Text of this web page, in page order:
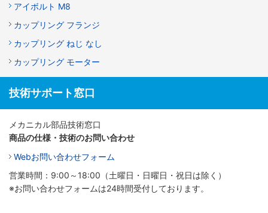
アイボルト M8
カップリング フランジ
カップリング ねじ なし
カップリング モーター
技術サポート窓口
メカニカル部品技術窓口
商品の仕様・技術のお問い合わせ
Webお問い合わせフォーム
営業時間：9:00～18:00（土曜日・日曜日・祝日は除く）
※お問い合わせフォームは24時間受付しております。